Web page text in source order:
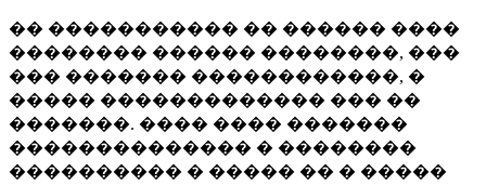
�� ����������� �� ������ ����
�������� ������ ��������, ���
��� ������� ������������, �
����� ������������� ��� ��
�������. ���� ���� �������
�������������� � ��������
���������� � ����� �� � �����